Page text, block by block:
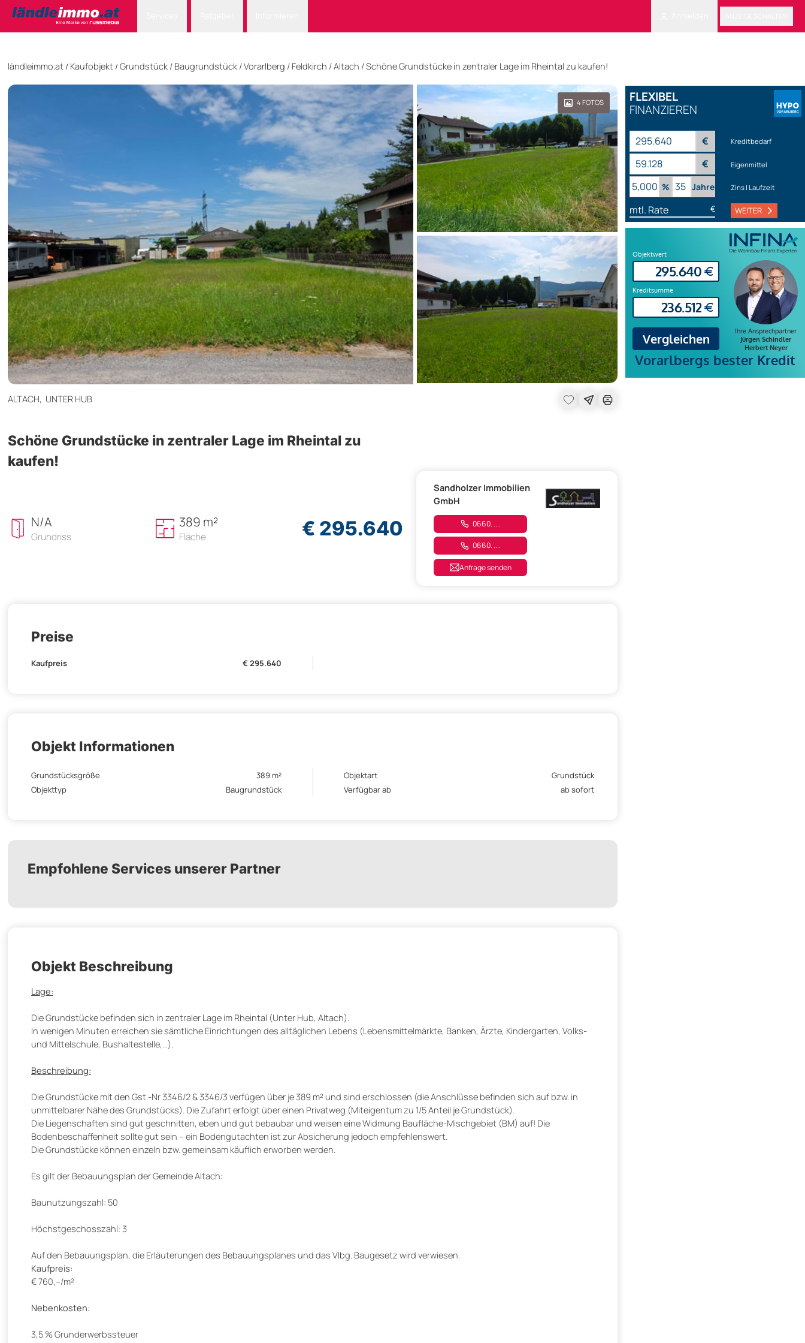
FLEXIBEL
FINANZIEREN
€ Kreditbedarf
€ Eigenmittel
% Jahre Zins | Laufzeit
mtl. Rate € WEITER
ländleimmo.at / Kaufobjekt / Grundstück / Baugrundstück /Vorarlberg / Feldkirch / Altach /Schöne Grundstücke in zentraler Lage im Rheintal zu kaufen!
4FOTOS
ALTACH, UNTER HUB
Schöne Grundstücke in zentraler Lage im Rheintal zu
kaufen!
N/A
Grundriss
389 m²
Fläche € 295.640
Sandholzer Immobilien
GmbH
0660. ....
0660. ....
Anfrage senden
Preise
Kaufpreis € 295.640
Objekt Informationen
Grundstücksgröße 389 m² Objektart
Grundstück
Objekttyp
Baugrundstück Verfügbar ab ab sofort
Empfohlene Services unserer Partner
Objekt Beschreibung
Lage:
Die Grundstücke befinden sich in zentraler Lage im Rheintal (Unter Hub, Altach).
In wenigen Minuten erreichen sie sämtliche Einrichtungen des alltäglichen Lebens (Lebensmittelmärkte, Banken, Ärzte, Kindergarten, Volks-
und Mittelschule, Bushaltestelle,…).
Beschreibung:
Die Grundstücke mit den Gst.-Nr 3346/2 & 3346/3 verfügen über je 389 m² und sind erschlossen (die Anschlüsse befinden sich auf bzw. in
unmittelbarer Nähe des Grundstücks). Die Zufahrt erfolgt über einen Privatweg (Miteigentum zu 1/5 Anteil je Grundstück).
Die Liegenschaften sind gut geschnitten, eben und gut bebaubar und weisen eine Widmung Baufläche-Mischgebiet (BM) auf! Die
Bodenbeschaffenheit sollte gut sein – ein Bodengutachten ist zur Absicherung jedoch empfehlenswert.
Die Grundstücke können einzeln bzw. gemeinsam käuflich erworben werden.
Es gilt der Bebauungsplan der Gemeinde Altach:
Baunutzungszahl: 50
Höchstgeschosszahl: 3
Auf den Bebauungsplan, die Erläuterungen des Bebauungsplanes und das Vlbg. Baugesetz wird verwiesen.
Kaufpreis:
€ 760,–/m²
Nebenkosten:
3,5 % Grunderwerbssteuer